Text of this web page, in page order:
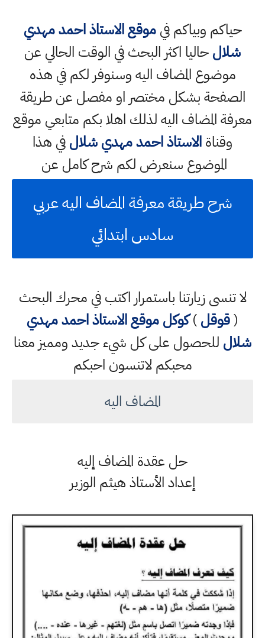
حياكم وبياكم فيموقع الاستاذ احمد مهدي
شلالحاليا اكثر البحث في الوقت الحالي عن
موضوع المضاف اليه وسنوفر لكم في هذه
الصفحة بشكل مختصر او مفصل عن طريقة
معرفة المضاف اليه لذلك اهلا بكم متابعي موقع
وقناةالاستاذ احمد مهدي شلالفي هذا
الموضوع سنعرض لكم شرح كامل عن
شرح طريقة معرفة المضاف اليه عربي
سادس ابتدائي
لا تنسى زيارتنا باستمرار اكتب في محرك البحث
(قوقل)كوكلموقع الاستاذ احمد مهدي
شلال للحصول على كل شيء جديد ومميز معنا
محبكم لاتنسون احبكم
المضاف اليه
حل عقدة المضاف إليه
إعداد الأستاذ هيثم الوزير